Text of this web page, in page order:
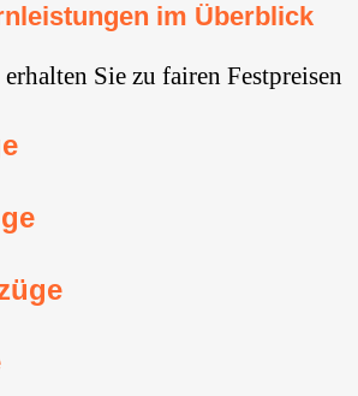
im Überblick
Sie zu fairen Festpreisen